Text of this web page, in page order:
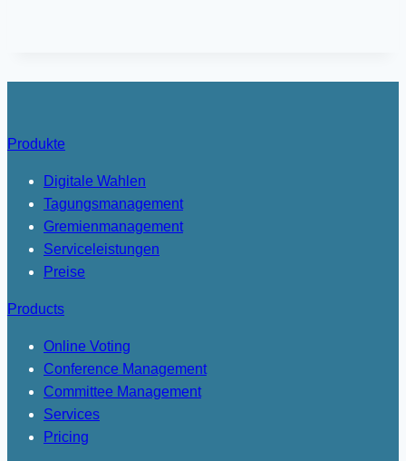
Produkte
Digitale Wahlen
Tagungsmanagement
Gremienmanagement
Serviceleistungen
Preise
Products
Online Voting
Conference Management
Committee Management
Services
Pricing